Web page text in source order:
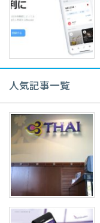
人気記事一覧